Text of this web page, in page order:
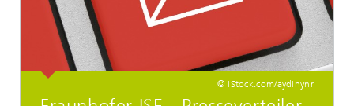
© iStock.com/aydinynr